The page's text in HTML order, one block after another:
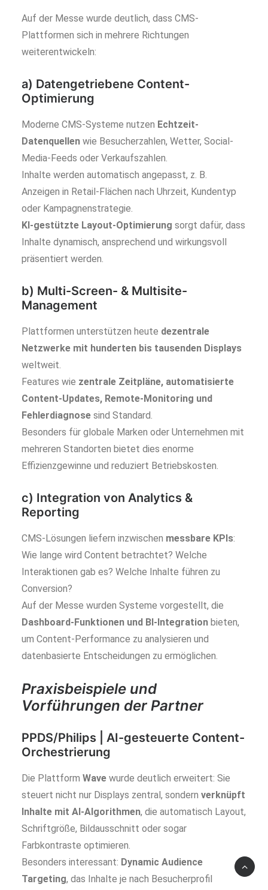
Auf der Messe wurde deutlich, dass CMS-
Plattformen sich in mehrere Richtungen
weiterentwickeln:
a) Datengetriebene Content-
Optimierung
Moderne CMS-Systeme nutzen Echtzeit-
Datenquellen wie Besucherzahlen, Wetter, Social-
Media-Feeds oder Verkaufszahlen.
Inhalte werden automatisch angepasst, z. B.
Anzeigen in Retail-Flächen nach Uhrzeit, Kundentyp
oder Kampagnenstrategie.
KI-gestützte Layout-Optimierung sorgt dafür, dass
Inhalte dynamisch, ansprechend und wirkungsvoll
präsentiert werden.
b) Multi-Screen- & Multisite-
Management
Plattformen unterstützen heute dezentrale
Netzwerke mit hunderten bis tausenden Displays
weltweit.
Features wie zentrale Zeitpläne, automatisierte
Content-Updates, Remote-Monitoring und
Fehlerdiagnose sind Standard.
Besonders für globale Marken oder Unternehmen mit
mehreren Standorten bietet dies enorme
Effizienzgewinne und reduziert Betriebskosten.
c) Integration von Analytics &
Reporting
CMS-Lösungen liefern inzwischen messbare KPIs:
Wie lange wird Content betrachtet? Welche
Interaktionen gab es? Welche Inhalte führen zu
Conversion?
Auf der Messe wurden Systeme vorgestellt, die
Dashboard-Funktionen und BI-Integration bieten,
um Content-Performance zu analysieren und
datenbasierte Entscheidungen zu ermöglichen.
Praxisbeispiele und
Vorführungen der Partner
PPDS/Philips | AI-gesteuerte Content-
Orchestrierung
Die Plattform Wave wurde deutlich erweitert: Sie
steuert nicht nur Displays zentral, sondern verknüpft
Inhalte mit AI-Algorithmen, die automatisch Layout,
Schriftgröße, Bildausschnitt oder sogar
Farbkontraste optimieren.
Besonders interessant: Dynamic Audience
Targeting, das Inhalte je nach Besucherprofil